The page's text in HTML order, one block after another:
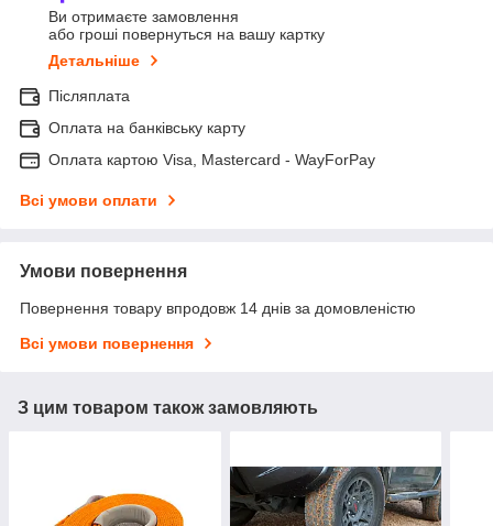
Ви отримаєте замовлення
або гроші повернуться на вашу картку
Детальніше
Післяплата
Оплата на банківську карту
Оплата картою Visa, Mastercard - WayForPay
Всі умови оплати
Умови повернення
Повернення товару впродовж 14 днів за домовленістю
Всі умови повернення
З цим товаром також замовляють